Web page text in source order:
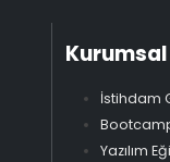
İstihdam
Yazılım